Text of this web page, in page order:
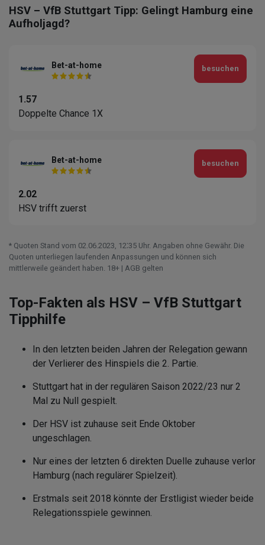
HSV – VfB Stuttgart Tipp: Gelingt Hamburg eine
Aufholjagd?
Bet-at-home
1.57
Doppelte Chance 1X
besuchen
Bet-at-home
2.02
HSV trifft zuerst
besuchen
* Quoten Stand vom 02.06.2023‚ 12⁚35 Uhr. Angaben ohne Gewähr. Die
Quoten unterliegen laufenden Anpassungen und können sich
mittlerweile geändert haben. 18+ | AGB gelten
Top-Fakten als HSV – VfB Stuttgart
Tipphilfe
In den letzten beiden Jahren der Relegation gewann
der Verlierer des Hinspiels die 2. Partie.
Stuttgart hat in der regulären Saison 2022/23 nur 2
Mal zu Null gespielt.
Der HSV ist zuhause seit Ende Oktober
ungeschlagen.
Nur eines der letzten 6 direkten Duelle zuhause verlor
Hamburg (nach regulärer Spielzeit).
Erstmals seit 2018 könnte der Erstligist wieder beide
Relegationsspiele gewinnen.